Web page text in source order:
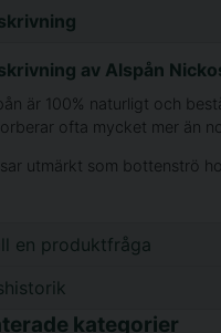
av Alspån
är 100% naturligt och
ofta mycket mer än
utmärkt som bottenströ
en produktfråga
kategorier